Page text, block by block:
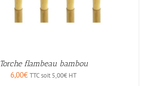
Torche flambeau bambou
6,00€ TTC soit 5,00€ HT